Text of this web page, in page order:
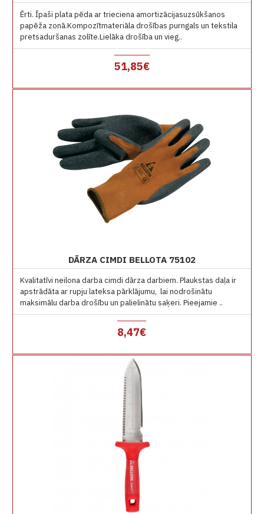
Ērti. Īpaši plata pēda ar trieciena amortizācijasuzsūkšanos
papēža zonā.Kompozītmateriāla drošības purngals un tekstila
pretsaduršanas zolīte.Lielāka drošība un vieg..
51,85€
DĀRZA CIMDI BELLOTA 75102
Kvalitatīvi neilona darba cimdi dārza darbiem. Plaukstas daļa ir
apstrādāta ar rupju lateksa pārklājumu, lai nodrošinātu
maksimālu darba drošību un palielinātu saķeri. Pieejamie ..
8,47€